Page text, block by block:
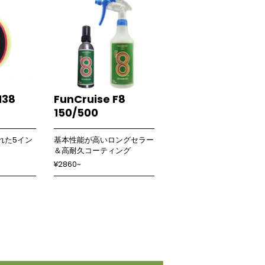
た5イン
FunCruise F8
150/500
基本性能が高いロングセラー
＆高耐久コーティング
¥2860~